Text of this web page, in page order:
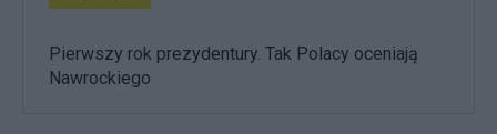
Pierwszy rok prezydentury. Tak Polacy oceniają
Nawrockiego